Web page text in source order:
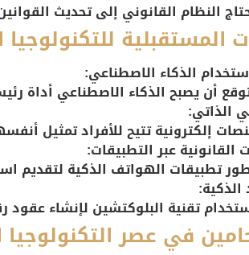
النظام القانوني إلى تحديث
المستقبلية للتكنولوجيا
الذكاء الاصطناعي:
أن يصبح الذكاء الاصطناعي أداة
الذاتي:
إلكترونية تتيح للأفراد تمثيل
القانونية عبر التطبيقات:
تطبيقات الهواتف الذكية لتقديم
الذكية:
تقنية البلوكتشين لإنشاء عقود
في عصر التكنولوجيا